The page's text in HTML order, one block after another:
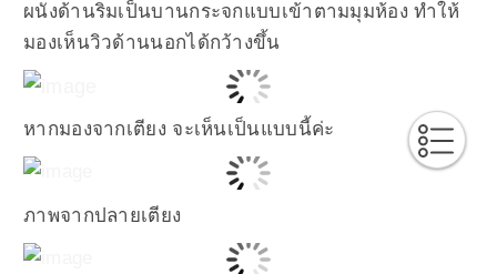
ผนังด้านริมเป็นบานกระจกแบบเข้าตามมุมห้อง ทำให้
มองเห็นวิวด้านนอกได้กว้างขึ้น
หากมองจากเตียง จะเห็นเป็นแบบนี้ค่ะ
ภาพจากปลายเตียง